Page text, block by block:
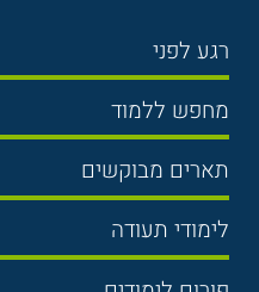
רגע לפני
בחירת לימודים
תנאי קבלה
שכר לימוד
אוניברסיטה
מכללות
מחפש ללמוד
תואר ראשון
תואר שני
הכנה לבגרות
תארים מבוקשים
משפטים
מנהל עסקים
לימודי תעודה
נדל"ן